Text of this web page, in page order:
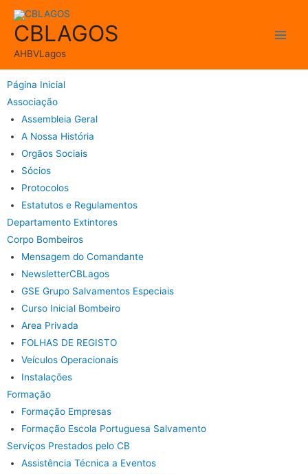
CBLAGOS
AHBVLagos
Página Inicial
Associação
Assembleia Geral
A Nossa História
Orgãos Sociais
Sócios
Protocolos
Estatutos e Regulamentos
Departamento Extintores
Corpo Bombeiros
Mensagem do Comandante
NewsletterCBLagos
GSE Grupo Salvamentos Especiais
Curso Inicial Bombeiro
Area Privada
FOLHAS DE REGISTO
Veículos Operacionais
Instalações
Formação
Formação Empresas
Formação Escola Portuguesa Salvamento
Serviços Prestados pelo CB
Assistência Técnica a Eventos